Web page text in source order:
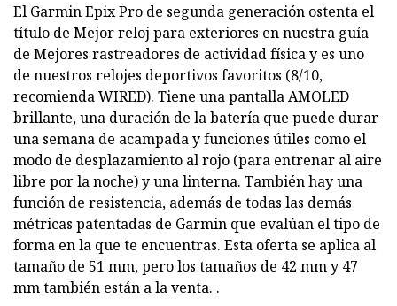
El Garmin Epix Pro de segunda generación ostenta el
título de Mejor reloj para exteriores en nuestra guía
de Mejores rastreadores de actividad física y es uno
de nuestros relojes deportivos favoritos (8/10,
recomienda WIRED). Tiene una pantalla AMOLED
brillante, una duración de la batería que puede durar
una semana de acampada y funciones útiles como el
modo de desplazamiento al rojo (para entrenar al aire
libre por la noche) y una linterna. También hay una
función de resistencia, además de todas las demás
métricas patentadas de Garmin que evalúan el tipo de
forma en la que te encuentras. Esta oferta se aplica al
tamaño de 51 mm, pero los tamaños de 42 mm y 47
mm también están a la venta. .